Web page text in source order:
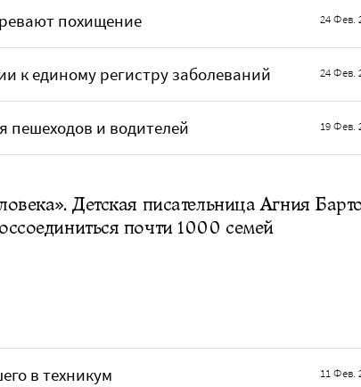
похищение 24 Фев.
к единому регистру заболеваний 24 Фев.
пешеходов и водителей 19 Фев.
Детская писательница Агния
почти 1000 семей
в техникум 11 Фев.